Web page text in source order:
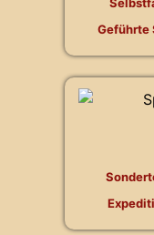
Geführte